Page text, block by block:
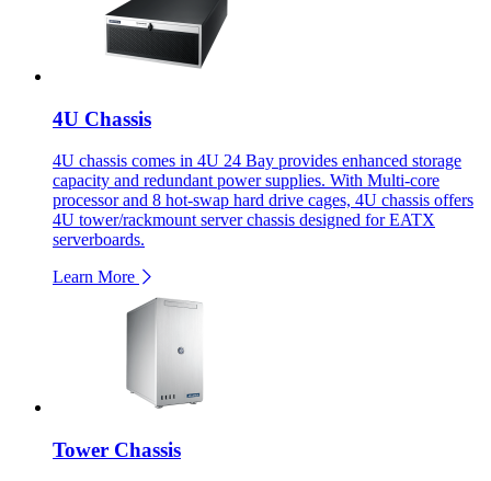
4U Chassis
4U chassis comes in 4U 24 Bay provides enhanced storage
capacity and redundant power supplies. With Multi-core
processor and 8 hot-swap hard drive cages, 4U chassis offers
4U tower/rackmount server chassis designed for EATX
serverboards.
Learn More
Tower Chassis